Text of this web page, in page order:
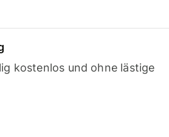
kostenlos und ohne lästige